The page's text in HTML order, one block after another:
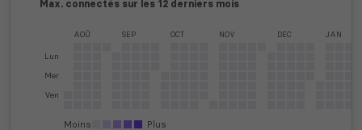
Max. connectés sur les 12 derniers mois
Lun
Mer
Ven
AOÛ SEP OCT NOV DEC JAN
Moins Plus